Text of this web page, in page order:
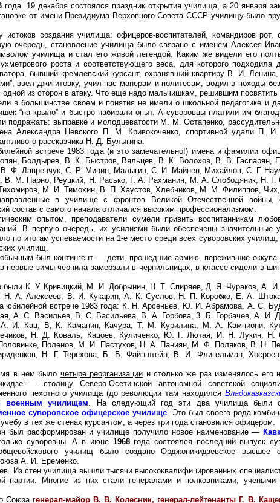
года. 19 декабря состоялся праздник открытия училища, а 20 января
от имени Президиума Верховного Совета СССР училищу было
создания училища: офицеров-воспитателей, командиров рот,
очередь, становление училища было связано с именем Алексея
училища и стал его живой легендой. Каким же видели его
роста и соответствующего веса, для которого
бывший кремлевский курсант, охранявший квартиру В. И.
ввел джигитовку, учил нас манерам и политесам, водил в походы
из сторон в атаку. Что еще надо мальчишкам, решившим
в большинстве своем и понятия не имели о школьной педагогике и
“на крыло” и быстро набирали опыт. А суворовцы платили им
подражать: выправке и молодцеватости М. М. Остапенко,
Александра Невского П. М. Кривокоченко, спортивной удали П.
рассказчика Н. Д. Булыгина.
встрече 1983 года (и это замечательно!) имена и фамилии
Болдырев, В. К. Быстров, Вяльцев, В. К. Волохов, В. В. Гаспарян,
Ф. Лавренчук, С. Р. Минин, Малыгин, С. И. Майнен, Михайлов, С. Г.
М. Парно, Реуцкий, Н. Расько, Г. А. Рахманин, М. А. Слободяник, Н. Г.
М. И. Тимохин, В. П. Хаустов, Хлебников, М. М. Филиппов,
в училище с фронтов Великой Отечественной
состав с самого начала отличался высоким профессионализмом.
опытом, преподаватели сумели привить воспитанникам
В первую очередь, их усилиями были обеспечены значительные
по итогам успеваемости на 1-е место среди всех суворовских
училищ.
был контингент — дети, прошедшие армию, пережившие
зимы чернила замерзали в чернильницах, в классе сидели в
были К. У. Кривицкий, М. И. Добрынин, Н. Т. Спиряев, Д. Я. Чураков, А.
А. Алексеев, В. И. Кукарин, А. К. Суслов, Н. П. Коробко, Е. А.
юбилейной встрече 1983 года: К. Н. Арсеньев, Ю. И. Абрамова, А. С.
А. С. Васильев, В. С. Васильева, В. А. Горбова, 3. Б. Горбачев, А. И.
Кац, В, К. Каманин, Качура, Т. М. Курилина, М. А. Кампиони,
Н. Д. Коваль, Кацоев, Куличенко, Ю. Г. Лютая, И. Н. Лукин,
Поленов, М. И. Пастухов, Н. А. Паниян, М. Ф. Поляков, В. Н.
Н. Г. Терехова, Б. Б. Файнштейн, В. И. Флигельман,
в нем было четыре реорганизации и столько же раз изменялось его
— столицу Северо-Осетинской автономной советской
пехотного училища (до революции там находился
военным училищем. На следующий год эти два училища были
суворовское офицерское училище. Это был своего рода
в тех же стенах курсантом, а через три года становился офицером.
был расформирован и училище получило новое наименование —
суворовцы. А в июне 1968года состоялся последний выпуск
училищ было создано Орджоникидзевское высшее
А. И. Еременко.
Из стен училища вышли тысячи высококвалифицированных
партии. Многие из них стали генералами и полковниками,
Союза генерал-майор В. В. Колесник, генерал-лейтенанты Г. В.